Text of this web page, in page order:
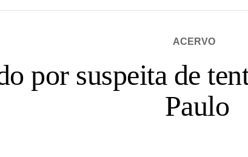
ACERVO
por suspeita de
Paulo